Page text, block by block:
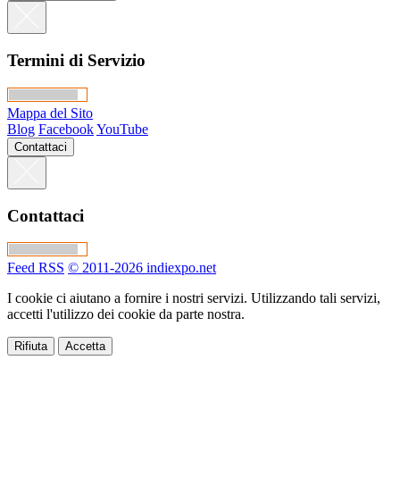
Termini di Servizio
Mappa del Sito
Blog FacebookYouTube
Contattaci
Contattaci
Feed RSS © 2011-2026 indiexpo.net
I cookie ci aiutano a fornire i nostri servizi. Utilizzando tali servizi,
accetti l'utilizzo dei cookie da parte nostra.
Rifiuta Accetta